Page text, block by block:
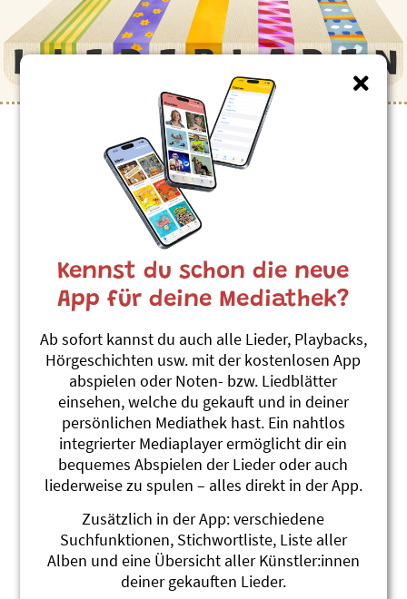
Kinderlieder zum Thema
”Ostern”
Oschterhäsli
Toby Frey
D'Zyt isch da!
#Osterhase #Ostern
#Volkslied
Hoppel, hoppel, Oschterhas
Andrew Bond
Chrüsimüsi Chräbs
#Feste (Kirche o. Weihnacht) #Osterhase
#Ostern
Hoppelihopp, de Oschterhas
Eva und Katrin Zihlmann
Hoppelihopp
#Osterhase #Ostern
Eier tütsche
Andrew Bond
Brännti Mandle, Magebroot
#Ostern
Kennst du schon die neue
App für deine Mediathek?
Ab sofort kannst du auch alle Lieder, Playbacks,
Hörgeschichten usw. mit der kostenlosen App
abspielen oder Noten- bzw. Liedblätter
einsehen, welche du gekauft und in deiner
persönlichen Mediathek hast. Ein nahtlos
integrierter Mediaplayer ermöglicht dir ein
bequemes Abspielen der Lieder oder auch
liederweise zu spulen – alles direkt in der App.
Zusätzlich in der App: verschiedene
Suchfunktionen, Stichwortliste, Liste aller
Alben und eine Übersicht aller Künstler:innen
deiner gekauften Lieder.